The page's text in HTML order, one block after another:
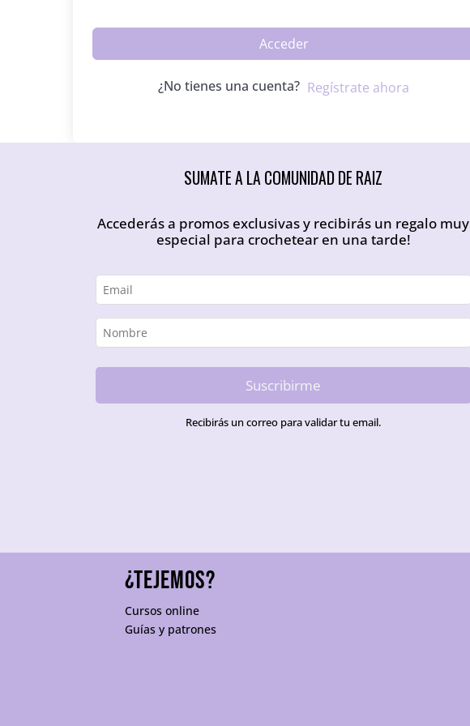
Acceder
¿No tienes una cuenta? Regístrate ahora
SUMATE A LA COMUNIDAD DE RAIZ
Accederás a promos exclusivas y recibirás un regalo muy
especial para crochetear en una tarde!
Suscribirme
Recibirás un correo para validar tu email.
¿TEJEMOS?
Cursos online
Guías y patrones